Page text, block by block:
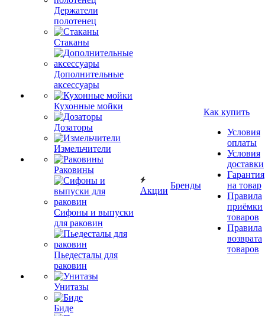
Держатели
полотенец
Стаканы
Дополнительные
аксессуары
Кухонные мойки
Дозаторы
Измельчители
Раковины
Сифоны и выпуски
для раковин
Пьедесталы для
раковин
Унитазы
Биде
Акции
Бренды
Как купить
Условия
оплаты
Условия
доставки
Гарантия
на товар
Правила
приёмки
товаров
Правила
возврата
товаров